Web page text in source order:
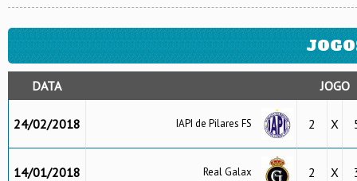
DATA JOGO
24/02/2018 IAPI de Pilares FS 2 X
14/01/2018 Real Galax 2 X